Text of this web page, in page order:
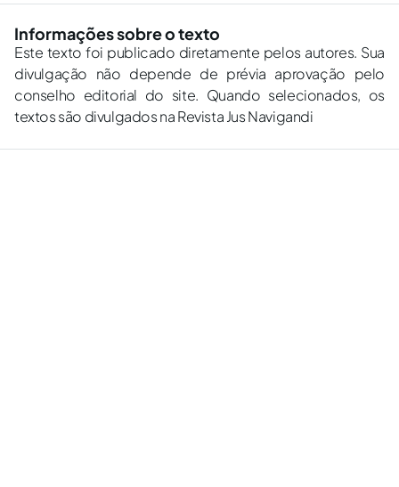
Informações sobre o texto
Este texto foi publicado diretamente pelos autores. Sua
divulgação não depende de prévia aprovação pelo
conselho editorial do site. Quando selecionados, os
textos são divulgados na Revista Jus Navigandi